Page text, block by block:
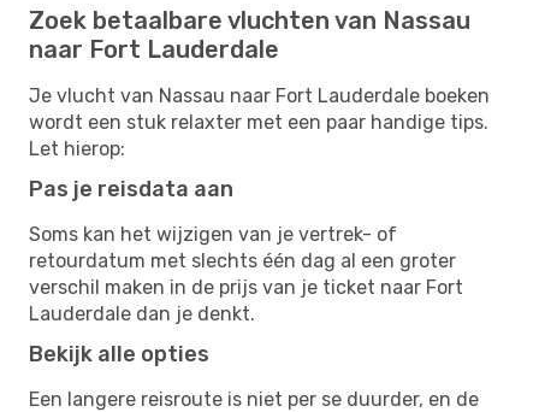
Zoek betaalbare vluchten van Nassau
naar Fort Lauderdale
Je vlucht van Nassau naar Fort Lauderdale boeken
wordt een stuk relaxter met een paar handige tips.
Let hierop:
Pas je reisdata aan
Soms kan het wijzigen van je vertrek- of
retourdatum met slechts één dag al een groter
verschil maken in de prijs van je ticket naar Fort
Lauderdale dan je denkt.
Bekijk alle opties
Een langere reisroute is niet per se duurder, en de